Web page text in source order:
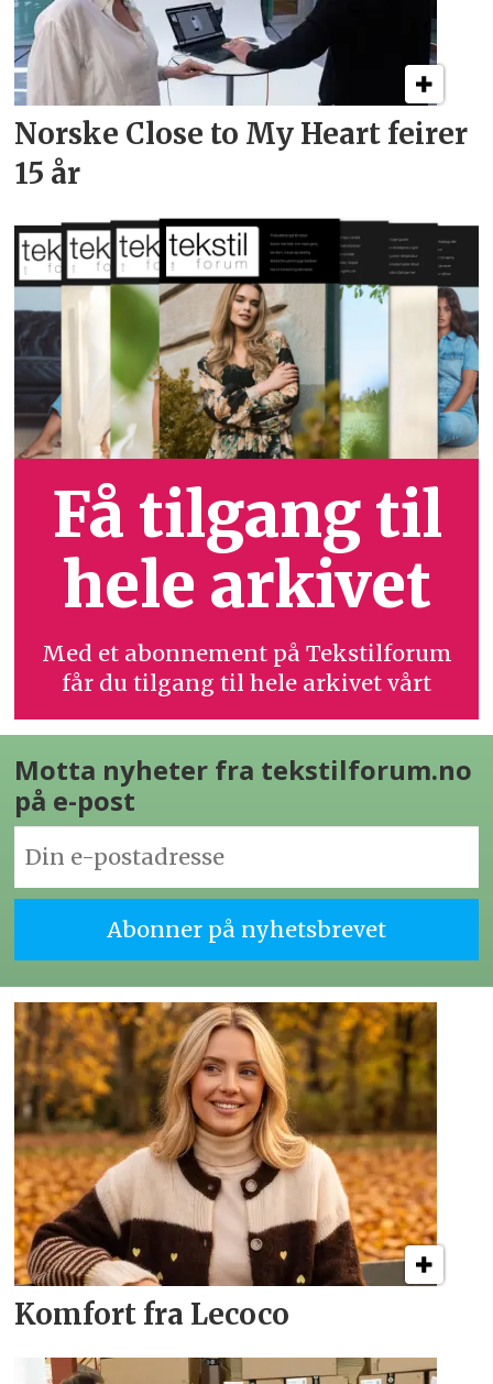
Norske Close to My Heart feirer
15 år
Få tilgang til
hele arkivet
Med et abonnement på Tekstilforum
får du tilgang til hele arkivet vårt
Motta nyheter fra tekstilforum.no
på e-post
Komfort fra Lecoco